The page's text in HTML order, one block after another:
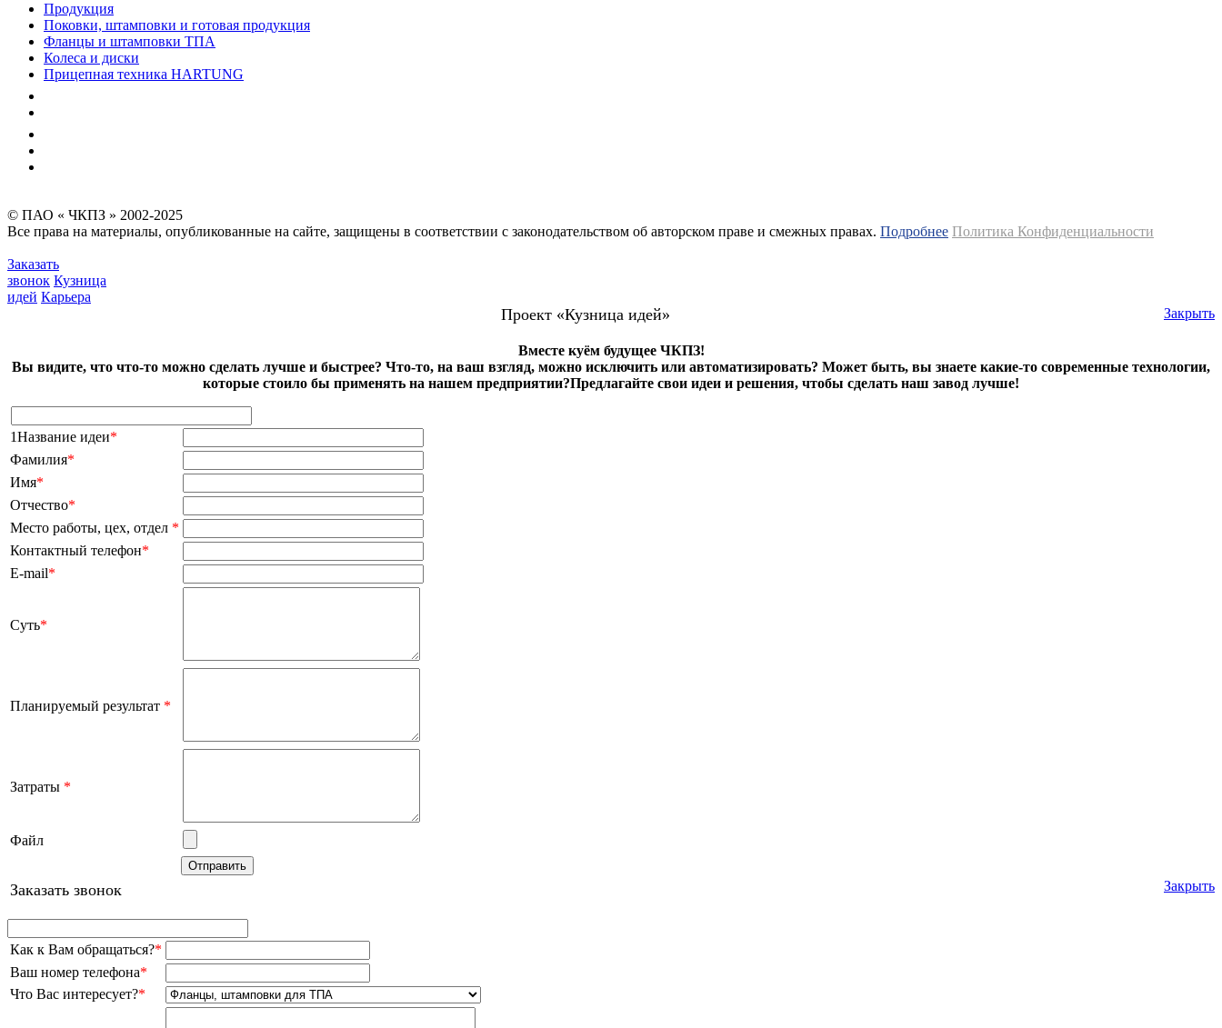
Продукция
Поковки, штамповки и готовая продукция
Фланцы и штамповки ТПА
Колеса и диски
Прицепная техника HARTUNG
© ПАО « ЧКПЗ » 2002-2025
Все права на материалы, опубликованные на сайте, защищены в соответствии с законодательством об авторском праве и смежных правах. Подробнее Политика Конфиденциальности
Заказать
звонок Кузница
идей Карьера
Закрыть
Проект «Кузница идей»
Вместе куём будущее ЧКПЗ!
Вы видите, что что-то можно сделать лучше и быстрее? Что-то, на ваш взгляд, можно исключить или автоматизировать? Может быть, вы знаете какие-то современные технологии,
которые стоило бы применять на нашем предприятии?Предлагайте свои идеи и решения, чтобы сделать наш завод лучше!
1Название идеи*
Фамилия*
Имя*
Отчество*
Место работы, цех, отдел *
Контактный телефон*
E-mail*
Суть*
Планируемый результат *
Затраты *
Файл
Закрыть
Заказать звонок
Как к Вам обращаться?*
Ваш номер телефона*
Что Вас интересует?*